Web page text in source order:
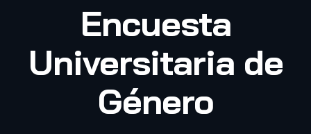
Encuesta
Universitaria de
Género